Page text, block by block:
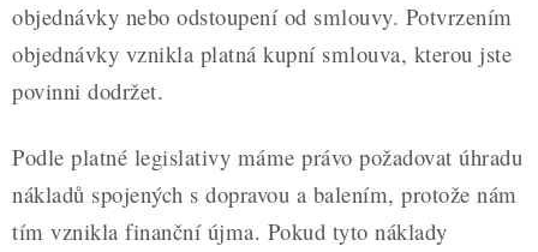
objednávky nebo odstoupení od smlouvy. Potvrzením
objednávky vznikla platná kupní smlouva, kterou jste
povinni dodržet.
Podle platné legislativy máme právo požadovat úhradu
nákladů spojených s dopravou a balením, protože nám
tím vznikla finanční újma. Pokud tyto náklady